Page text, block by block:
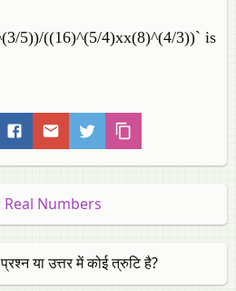
5))/((16)^(5/4)xx(8)^(4/3))` is
Numbers
या उत्तर में कोई त्रुटि है?